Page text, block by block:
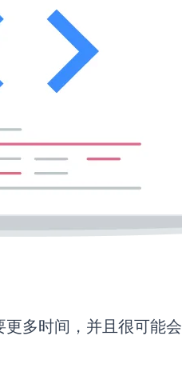
多时间，并且很可能会